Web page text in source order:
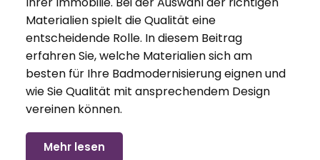
Materialien spielt die Qualität eine
entscheidende Rolle. In diesem Beitrag
erfahren Sie, welche Materialien sich am
besten für Ihre Badmodernisierung eignen und
wie Sie Qualität mit ansprechendem Design
vereinen können.
Mehr lesen